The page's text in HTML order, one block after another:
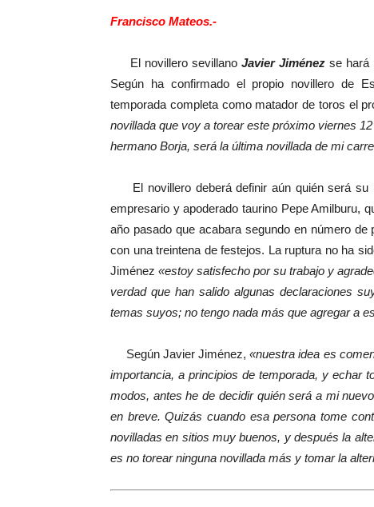
Francisco Mateos.-
El novillero sevillano Javier Jiménez se hará
Según ha confirmado el propio novillero de
temporada completa como matador de toros el
novillada que voy a torear este próximo viernes
hermano Borja, será la última novillada de mi
El novillero deberá definir aún quién será su
empresario y apoderado taurino Pepe Amilburu,
año pasado que acabara segundo en número
con una treintena de festejos. La ruptura no ha
Jiménez«estoy satisfecho por su trabajo y
verdad que han salido algunas declaraciones
temas suyos; no tengo nada más que agregar a
Según Javier Jiménez,«nuestra idea es
importancia, a principios de temporada, y echar
modos, antes he de decidir quién será a mi
en breve. Quizás cuando esa persona tome
novilladas en sitios muy buenos, y después la
es no torear ninguna novillada más y tomar la